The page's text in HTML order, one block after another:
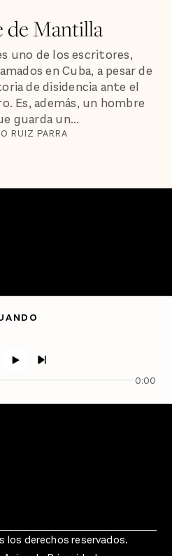
de Mantilla
uno de los escritores,
en Cuba, a pesar de
de disidencia ante el
Es, además, un hombre
guarda un...
RUIZ PARRA
0:00
derechos reservados.